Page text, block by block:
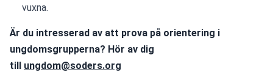
vuxna.
Är du intresserad av att prova på orientering i
ungdomsgrupperna? Hör av dig
till ungdom@soders.org